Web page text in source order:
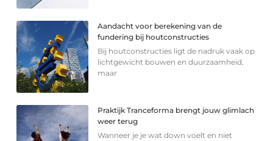
Aandacht voor berekening van de
fundering bij houtconstructies
Bij houtconstructies ligt de nadruk vaak op
lichtgewicht bouwen en duurzaamheid,
maar
Praktijk Tranceforma brengt jouw glimlach
weer terug
Wanneer je je wat down voelt en niet